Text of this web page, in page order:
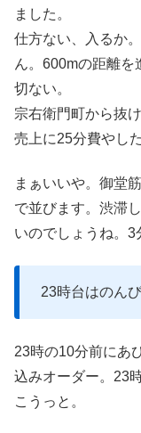
ました。
仕方ない、入るか
ん。600mの距離を
切ない。
宗右衛門町から抜
売上に25分費やし
まぁいいや。御堂
で並びます。渋滞
いのでしょうね。3
23時台はのん
23時の10分前にあ
込みオーダー。23
こうっと。